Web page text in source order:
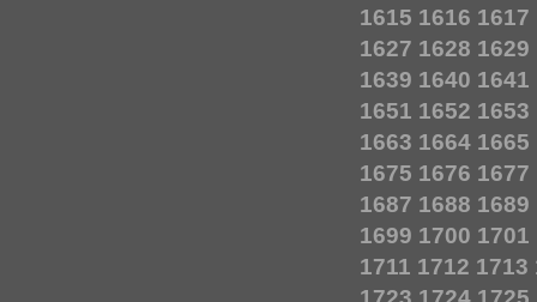
1615 1616 1617
1627 1628 1629
1639 1640 1641
1651 1652 1653
1663 1664 1665
1675 1676 1677
1687 1688 1689
1699 1700 1701
1711 1712 1713